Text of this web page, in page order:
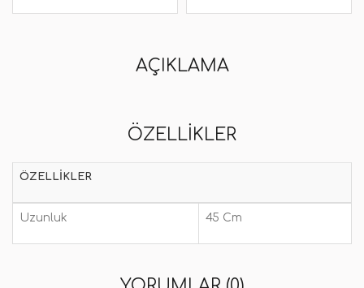
AÇIKLAMA
ÖZELLIKLER
ÖZELLIKLER
Uzunluk 45 Cm